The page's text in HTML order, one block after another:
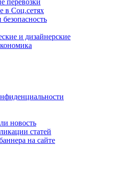
перевозки
в Соц.сетях
и дизайнерские
новость
статей
на сайте